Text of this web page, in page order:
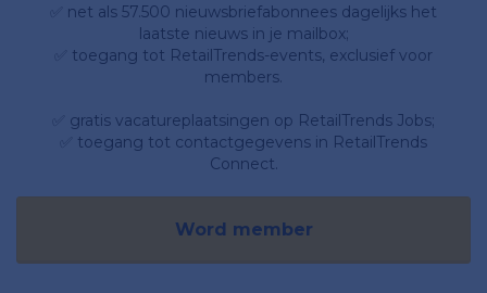
✅ net als 57.500 nieuwsbriefabonnees dagelijks het
laatste nieuws in je mailbox;
✅ toegang tot RetailTrends-events, exclusief voor
members.
✅ gratis vacatureplaatsingen op RetailTrends Jobs;
✅ toegang tot contactgegevens in RetailTrends
Connect.
Word member